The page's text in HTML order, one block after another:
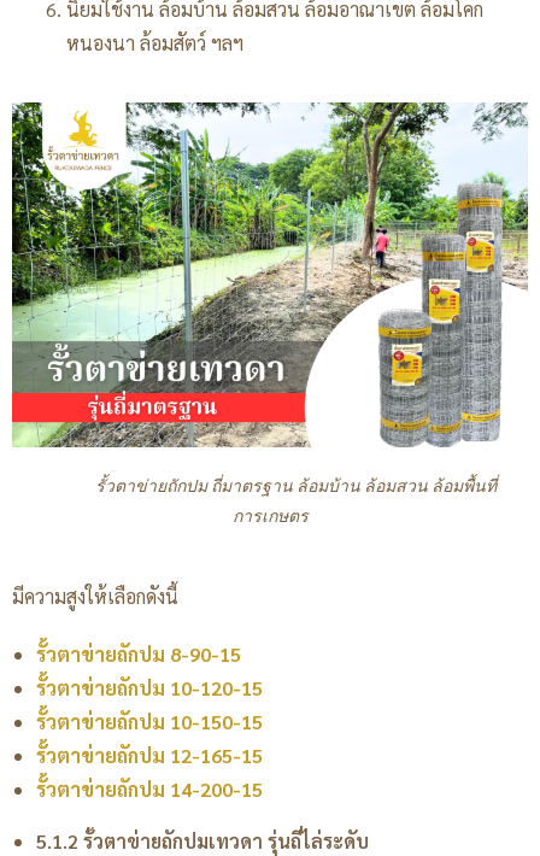
นิยมใช้งาน ล้อมบ้าน ล้อมสวน ล้อมอาณาเขต ล้อมโคก
หนองนา ล้อมสัตว์ ฯลฯ
รั้วตาข่ายถักปม ถี่มาตรฐาน ล้อมบ้าน ล้อมสวน ล้อมพื้นที่
การเกษตร
มีความสูงให้เลือกดังนี้
รั้วตาข่ายถักปม 8-90-15
รั้วตาข่ายถักปม 10-120-15
รั้วตาข่ายถักปม 10-150-15
รั้วตาข่ายถักปม 12-165-15
รั้วตาข่ายถักปม 14-200-15
5.1.2 รั้วตาข่ายถักปมเทวดา รุ่นถี่ไล่ระดับ